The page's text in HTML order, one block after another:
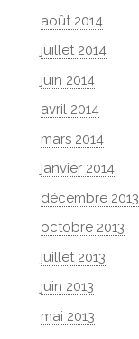
août 2014
juillet 2014
juin 2014
avril 2014
mars 2014
janvier 2014
décembre 2013
octobre 2013
juillet 2013
juin 2013
mai 2013